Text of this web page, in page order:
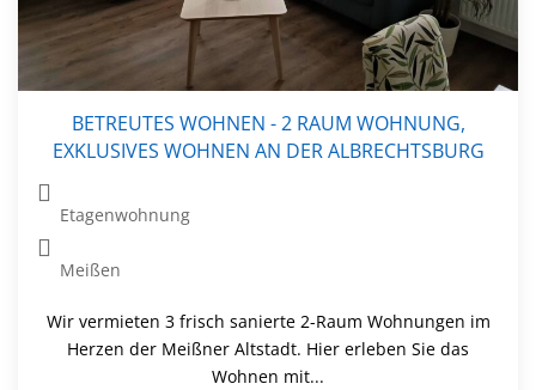
BETREUTES WOHNEN - 2 RAUM WOHNUNG,
EXKLUSIVES WOHNEN AN DER ALBRECHTSBURG
Etagenwohnung
Meißen
Wir vermieten 3 frisch sanierte 2-Raum Wohnungen im
Herzen der Meißner Altstadt. Hier erleben Sie das
Wohnen mit...